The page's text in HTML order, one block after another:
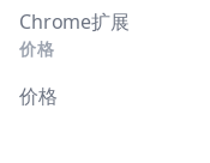
Chrome扩展
价格
价格